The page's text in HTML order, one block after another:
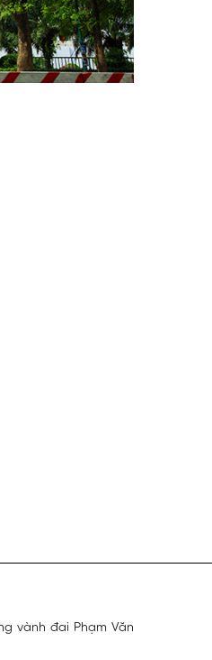
vành đai Phạm Văn